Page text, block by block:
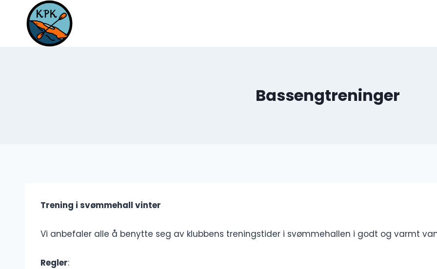
content
Bassengtreninger
Trening i svømmehall vinter
Vi anbefaler alle å benytte seg av klubbens treningstider i svømmehallen i godt og varmt
Regler: